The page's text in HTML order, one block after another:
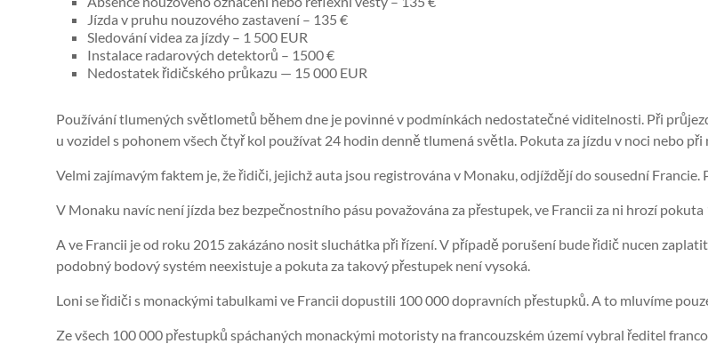
Jízda v pruhu nouzového zastavení – 135 €
Sledování videa za jízdy – 1 500 EUR
Instalace radarových detektorů – 1500 €
Nedostatek řidičského průkazu — 15 000 EUR
Používání tlumených světlometů během dne je povinné v podmínkách nedostatečné viditelnosti. Při
u vozidel s pohonem všech čtyř kol používat 24 hodin denně tlumená světla. Pokuta za jízdu v noci nebo
Velmi zajímavým faktem je, že řidiči, jejichž auta jsou registrována v Monaku, odjíždějí do sousední Francie.
V Monaku navíc není jízda bez bezpečnostního pásu považována za přestupek, ve Francii za ni hrozí pokuta
A ve Francii je od roku 2015 zakázáno nosit sluchátka při řízení. V případě porušení bude řidič nucen
podobný bodový systém neexistuje a pokuta za takový přestupek není vysoká.
Loni se řidiči s monackými tabulkami ve Francii dopustili 100 000 dopravních přestupků. A to mluvíme
Ze všech 100 000 přestupků spáchaných monackými motoristy na francouzském území vybral ředitel